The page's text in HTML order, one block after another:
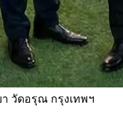
า วัดอรุณ กรุงเทพฯ